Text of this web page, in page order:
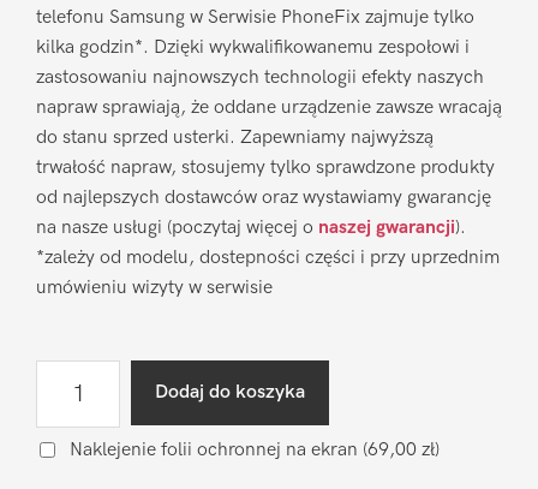
telefonu Samsung w Serwisie PhoneFix zajmuje tylko
kilka godzin*. Dzięki wykwalifikowanemu zespołowi i
zastosowaniu najnowszych technologii efekty naszych
napraw sprawiają, że oddane urządzenie zawsze wracają
do stanu sprzed usterki. Zapewniamy najwyższą
trwałość napraw, stosujemy tylko sprawdzone produkty
od najlepszych dostawców oraz wystawiamy gwarancję
na nasze usługi (poczytaj więcej o naszej gwarancji).
*zależy od modelu, dostepności części i przy uprzednim
umówieniu wizyty w serwisie
baterii
Dodaj do koszyka
Naklejenie folii ochronnej na ekran (69,00 zł)